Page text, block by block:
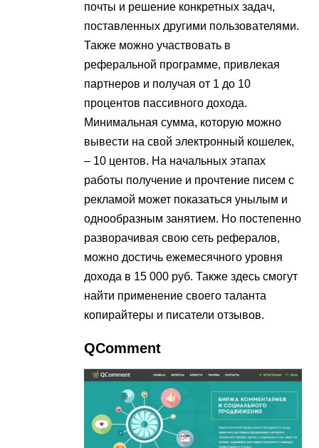
почты и решение конкретных задач,
поставленных другими пользователями.
Также можно участвовать в
реферальной программе, привлекая
партнеров и получая от 1 до 10
процентов пассивного дохода.
Минимальная сумма, которую можно
вывести на свой электронный кошелек,
– 10 центов. На начальных этапах
работы получение и прочтение писем с
рекламой может показаться унылым и
однообразным занятием. Но постепенно
разворачивая свою сеть рефералов,
можно достичь ежемесячного уровня
дохода в 15 000 руб. Также здесь смогут
найти применение своего таланта
копирайтеры и писатели отзывов.
QComment